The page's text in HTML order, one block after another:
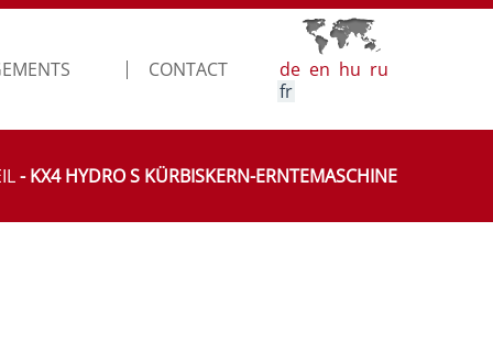
CONTACT de en hu ru
fr
- KX4 HYDRO S KÜRBISKERN-ERNTEMASCHINE